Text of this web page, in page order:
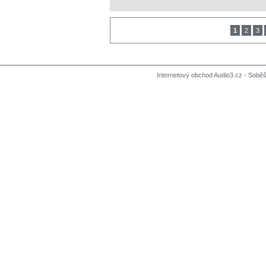
1 2 3
Internetový obchod Audio3.cz -